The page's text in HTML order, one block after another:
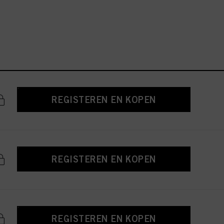
REGISTEREN EN KOPEN
REGISTEREN EN KOPEN
REGISTEREN EN KOPEN